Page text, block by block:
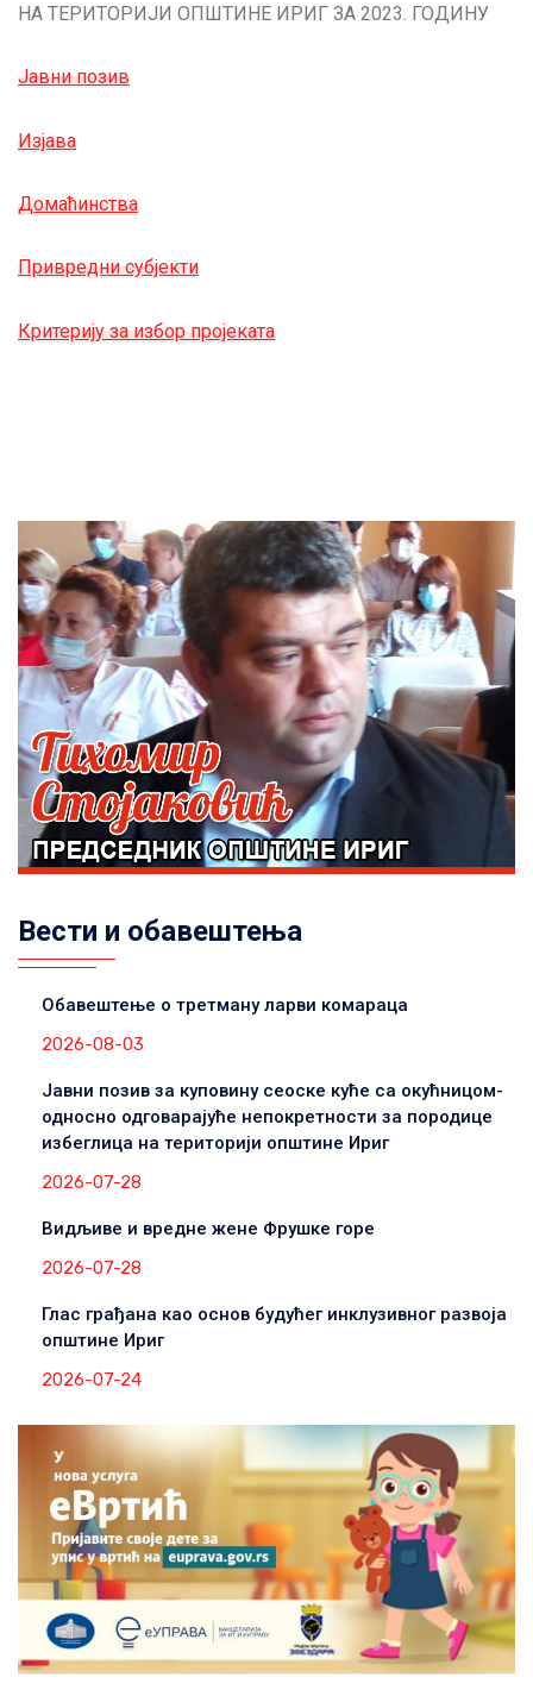
НА ТЕРИТОРИЈИ ОПШТИНЕ ИРИГ ЗА 2023. ГОДИНУ
Јавни позив
Изјава
Домаћинства
Привредни субјекти
Критерију за избор пројеката
Вести и обавештења
Обавештење о третману ларви комараца
2026-08-03
Јавни позив за куповину сеоске куће са окућницом-
односно одговарајуће непокретности за породице
избеглица на територији општине Ириг
2026-07-28
Видљиве и вредне жене Фрушке горе
2026-07-28
Глас грађана као основ будућег инклузивног развоја
општине Ириг
2026-07-24